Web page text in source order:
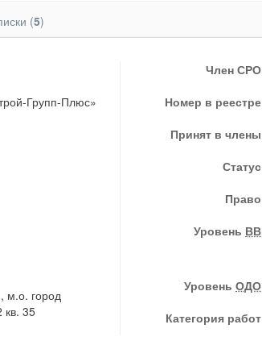
(5)
Групп-Плюс»
м.о. город
кв. 35
Член СРО
Номер в реестре
Принят в члены
Статус
Право
Уровень ВВ
Уровень ОДО
Категория работ